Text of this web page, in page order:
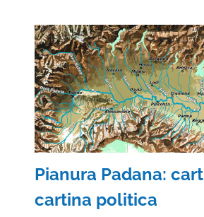
Pianura Padana:
cartina politica